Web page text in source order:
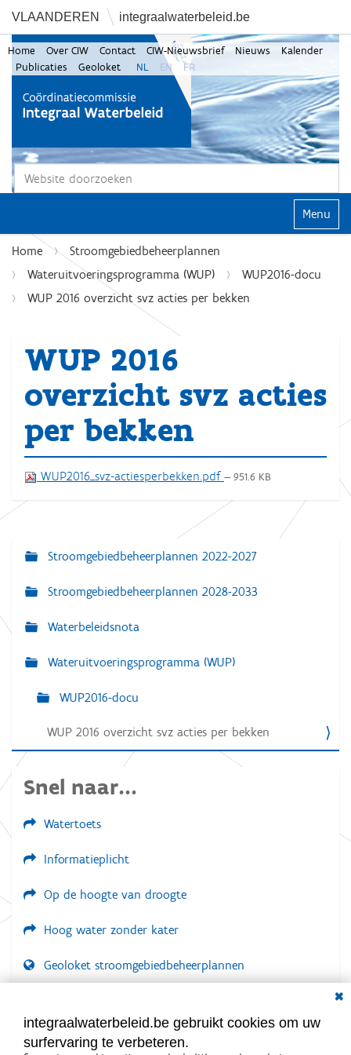
VLAANDEREN integraalwaterbeleid.be
Zoek
Home Over CIW Contact CIW-Nieuwsbrief Nieuws
Kalender
Publicaties
Geoloket NL EN FR
Klap
Home
Stroomgebiedbeheerplannen
Wateruitvoeringsprogramma (WUP)
WUP2016-docu
WUP 2016 overzicht svz acties per bekken
WUP 2016
overzicht svz acties
per bekken
WUP2016_svz-actiesperbekken.pdf — 951.6 KB
N
a
i
g
e
Stroomgebiedbeheerplannen 2022-2027
Stroomgebiedbeheerplannen 2028-2033
Waterbeleidsnota
Wateruitvoeringsprogramma (WUP)
WUP2016-docu
WUP 2016 overzicht svz acties per bekken
Snel naar...
Watertoets
Informatieplicht
Op de hoogte van droogte
Hoog water zonder kater
Geoloket stroomgebiedbeheerplannen
LOGIN VEREIST
integraalwaterbeleid.be gebruikt cookies om uw
surfervaring te verbeteren.